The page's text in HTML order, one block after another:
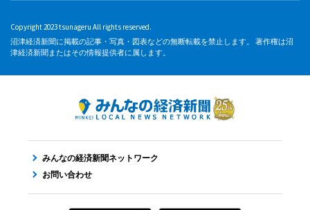
Copyright 2023 tsunageru All rights reserved.
沼津経済新聞に掲載の記事・写真・図表などの無断転載を禁止します。 著作権は沼
津経済新聞またはその情報提供者に属します。
みんなの経済新聞ネットワーク
お問い合わせ